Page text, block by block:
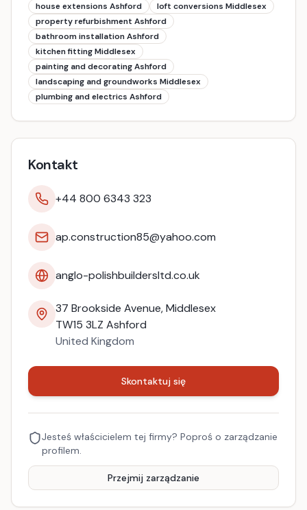
house extensions Ashford
loft conversions Middlesex
property refurbishment Ashford
bathroom installation Ashford
kitchen fitting Middlesex
painting and decorating Ashford
landscaping and groundworks Middlesex
plumbing and electrics Ashford
Kontakt
+44 800 6343 323
ap.construction85@yahoo.com
anglo-polishbuildersltd.co.uk
37 Brookside Avenue, Middlesex
TW15 3LZ Ashford
United Kingdom
Skontaktuj się
Jesteś właścicielem tej firmy? Poproś o zarządzanie
profilem.
Przejmij zarządzanie